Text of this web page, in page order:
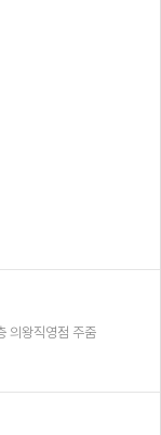
의왕직영점 주줌